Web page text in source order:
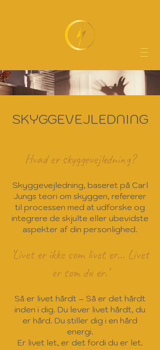
SKYGGEVEJLEDNING
Hvad er skyggevejledning?
Skyggevejledning, baseret på Carl
Jungs teori om skyggen, refererer
til processen med at udforske og
integrere de skjulte eller ubevidste
aspekter af din personlighed.
’Livet er ikke som livet er... Livet
er som du er.’
Så er livet hårdt – Så er det hårdt
inden i dig. Du lever livet hårdt, du
er hård. Du stiller dig i en hård
energi.
Er livet let, er det fordi du er let.